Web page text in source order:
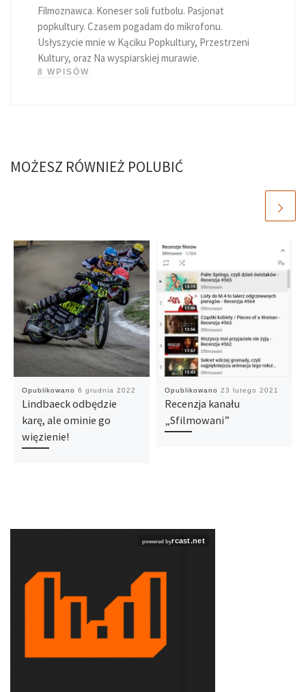
Filmoznawca. Koneser soli futbolu. Pasjonat
popkultury. Czasem pogadam do mikrofonu.
Usłyszycie mnie w Kąciku Popkultury, Przestrzeni
Kultury, oraz Na wyspiarskiej murawie.
8 WPISÓW
MOŻESZ RÓWNIEŻ POLUBIĆ
Opublikowano 6 grudnia 2022
Lindbaeck odbędzie
karę, ale ominie go
więzienie!
Opublikowano 23 lutego 2021
Recenzja kanału
„Sfilmowani”